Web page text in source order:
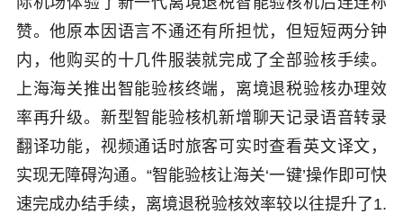
赞。他原本因语言不通还有所担忧，但短短两分钟
内，他购买的十几件服装就完成了全部验核手续。
上海海关推出智能验核终端，离境退税验核办理效
率再升级。新型智能验核机新增聊天记录语音转录
翻译功能，视频通话时旅客可实时查看英文译文，
实现无障碍沟通。“智能验核让海关‘一键’操作即可快
速完成办结手续，离境退税验核效率较以往提升了1.